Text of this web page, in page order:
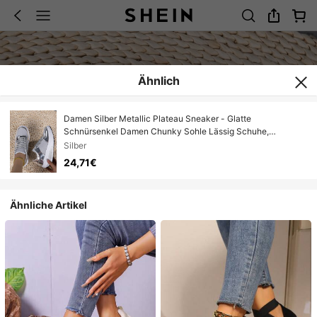
Ähnlich
Damen Silber Metallic Plateau Sneaker - Glatte
Schnürsenkel Damen Chunky Sohle Lässig Schuhe,
modischer Rockstar Stil
Silber
24,71€
Ähnliche Artikel